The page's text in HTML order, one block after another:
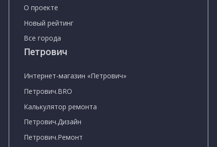
О проекте
Новый рейтинг
Все города
Петрович
Интернет-магазин «Петрович»
Петрович.BRO
Калькулятор ремонта
Петрович.Дизайн
Петрович.Ремонт